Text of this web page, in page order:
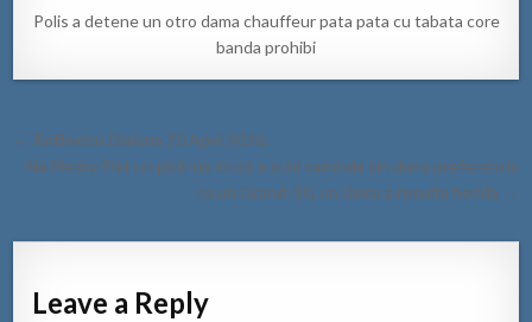
Polis a detene un otro dama chauffeur pata pata cu tabata core
banda prohibi
Post
navigation
← Reflexion Dialuna 20 April 2026.
Na Piedra Plat un pick-up truck a subi caminda sin duna preferencia
na un Grand i10, un dama a resulta herida →
Leave a Reply